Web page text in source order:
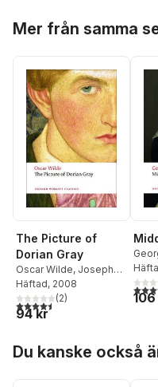
Mer från samma
The Picture of
Dorian Gray
Oscar Wilde, Joseph
Bristow
Häftad, 2008
4,5utav 5 stjärnor. Totalt antal
(2)
94 kr
5,0
Du kanske också